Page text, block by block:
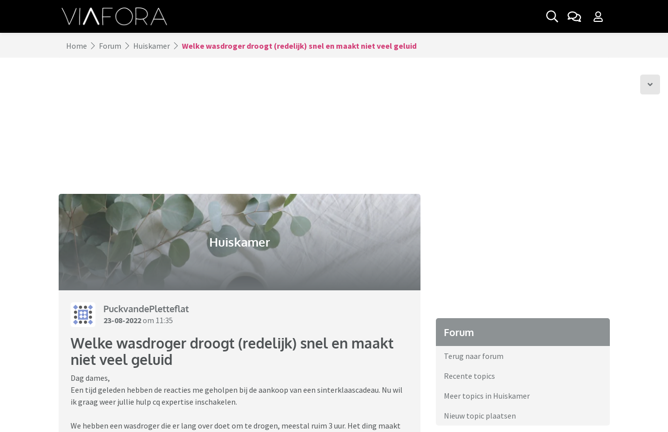
Home Forum Huiskamer Welke wasdroger droogt (redelijk) snel en maakt niet veel geluid
Huiskamer
PuckvandePletteflat
23-08-2022om 11:35
Welke wasdroger droogt (redelijk) snel en maakt
niet veel geluid
Dag dames,
Een tijd geleden hebben de reacties me geholpen bij de aankoop van een sinterklaascadeau. Nu wil
ik graag weer jullie hulp cq expertise inschakelen.
We hebben een wasdroger die er lang over doet om te drogen, meestal ruim 3 uur. Het ding maakt
Forum
Terug naar forum
Recente topics
Meer topics in Huiskamer
Nieuw topic plaatsen